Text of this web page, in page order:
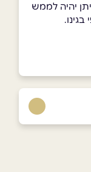
יהיה לממש